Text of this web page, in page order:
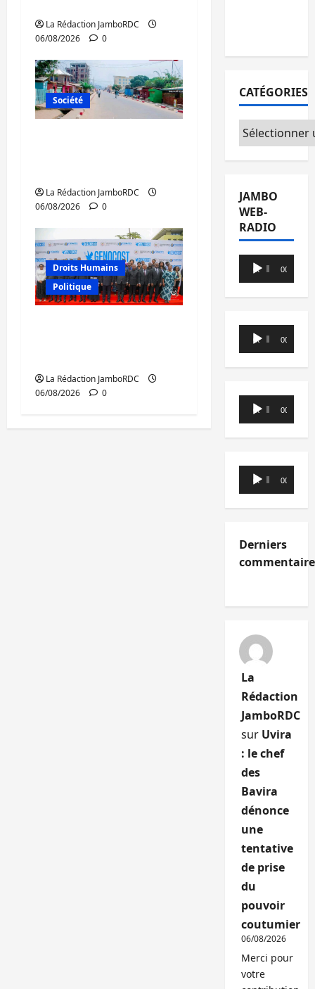
La Rédaction JamboRDC
06/08/2026
0
Société
La Rédaction JamboRDC
06/08/2026
0
Droits Humains
Politique
La Rédaction JamboRDC
06/08/2026
0
CATÉGORIES
Catégories
JAMBO
WEB-
RADIO
Lecteur
audio
00:00 00:00
Lecteur
audio
00:00 00:00
Lecteur
audio
00:00 00:00
Lecteur
audio
00:00 00:00
Derniers
La
Rédaction
JamboRDC
sur Uvira
: le chef
des
Bavira
dénonce
une
tentative
de prise
du
pouvoir
coutumier
06/08/2026
Merci pour
votre